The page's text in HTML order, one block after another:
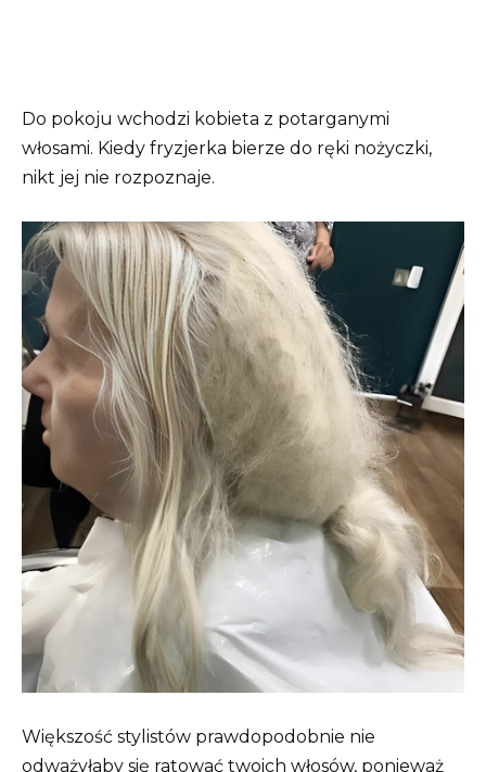
Do pokoju wchodzi kobieta z potarganymi
włosami. Kiedy fryzjerka bierze do ręki nożyczki,
nikt jej nie rozpoznaje.
Większość stylistów prawdopodobnie nie
odważyłaby się ratować twoich włosów, ponieważ